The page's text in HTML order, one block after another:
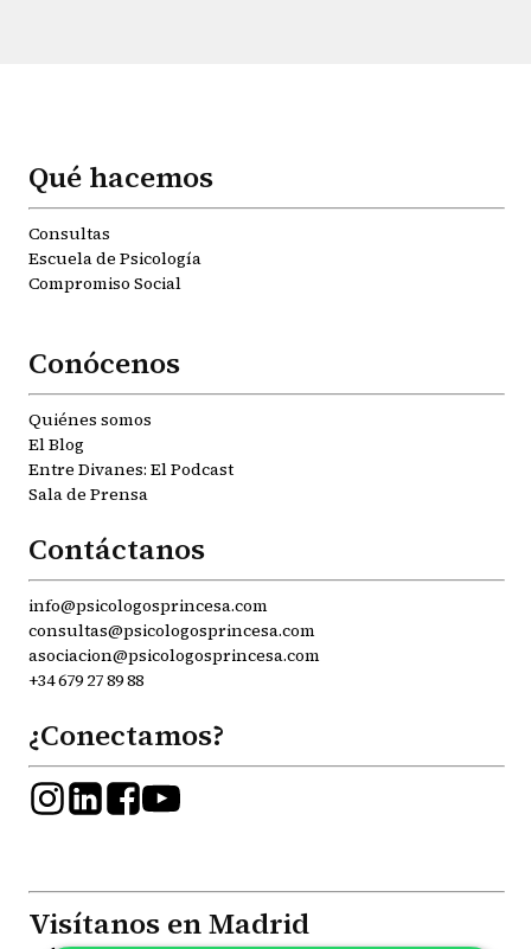
Qué hacemos
Consultas
Escuela de Psicología
Compromiso Social
Conócenos
Quiénes somos
El Blog
Entre Divanes: El Podcast
Sala de Prensa
Contáctanos
info@psicologosprincesa.com
consultas@psicologosprincesa.com
asociacion@psicologosprincesa.com
+34 679 27 89 88
¿Conectamos?
Visítanos en Madrid